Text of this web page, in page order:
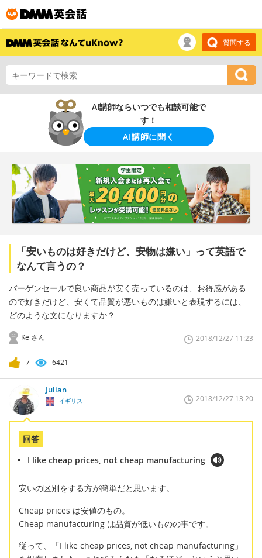
質問する
AI講師ならいつでも相談可能で
す！
AI講師に聞く
「安いものは好きだけど、安物は嫌い」って英語で
なんて言うの？
バーゲンセールで良い商品が安く売っているのは、お得感がある
ので好きだけど、安くて品質が悪いものは嫌いと表現するには、
どのような文になりますか？
Keiさん 2018/12/27 11:23
7 6421
Julian
イギリス 2018/12/27 13:20
回答
I like cheap prices, not cheap manufacturing
安いの区別をする方が簡単だと思います。
Cheap prices は安値のもの。
Cheap manufacturing は品質が低いものの事です。
従って、「I like cheap prices, not cheap manufacturing」